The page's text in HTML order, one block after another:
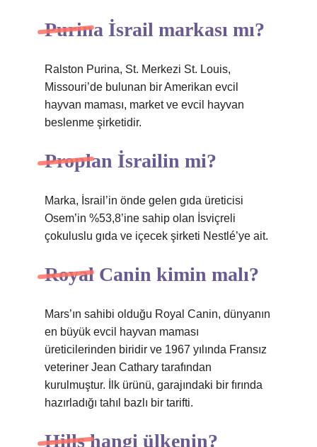
Purina İsrail markası mı?
Ralston Purina, St. Merkezi St. Louis,
Missouri’de bulunan bir Amerikan evcil
hayvan maması, market ve evcil hayvan
beslenme şirketidir.
Proplan İsrailin mi?
Marka, İsrail’in önde gelen gıda üreticisi
Osem’in %53,8’ine sahip olan İsviçreli
çokuluslu gıda ve içecek şirketi Nestlé’ye ait.
Royal Canin kimin malı?
Mars’ın sahibi olduğu Royal Canin, dünyanın
en büyük evcil hayvan maması
üreticilerinden biridir ve 1967 yılında Fransız
veteriner Jean Cathary tarafından
kurulmuştur. İlk ürünü, garajındaki bir fırında
hazırladığı tahıl bazlı bir tarifti.
Hills hangi ülkenin?